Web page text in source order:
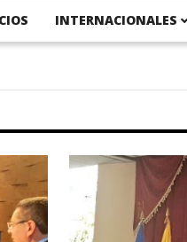
INTERNACIONALES